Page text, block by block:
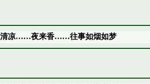
清凉……夜来香……往事如烟如梦